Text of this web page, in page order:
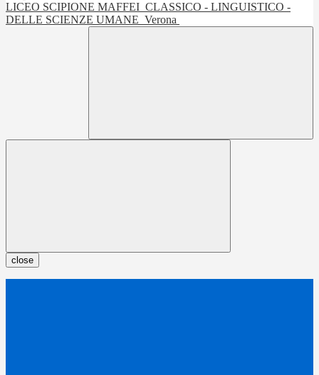
LICEO SCIPIONE MAFFEI CLASSICO - LINGUISTICO -
DELLE SCIENZE UMANE Verona
close